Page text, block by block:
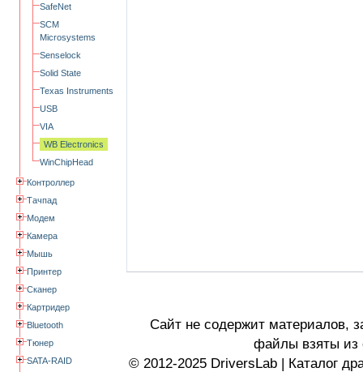
SafeNet
SCM
Microsystems
Senselock
Solid State
Texas Instruments
USB
VIA
WB Electronics
WinChipHead
Контроллер
Тачпад
Модем
Камера
Мышь
Принтер
Сканер
Картридер
Bluetooth
Тюнер
SATA-RAID
Сайт не содержит материалов,
файлы взяты из
© 2012-2025 DriversLab | Каталог